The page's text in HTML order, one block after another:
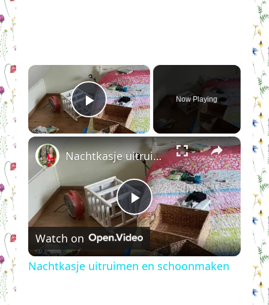
×
Play Video
Now Playing
×
Play
Video
Nachtkasje uitruimen en schoonmaken
Watch on
Nachtkasje uitruimen en schoonmaken